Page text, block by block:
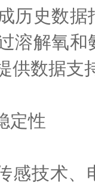
历史数
溶解氧
供数据支
性
技术、